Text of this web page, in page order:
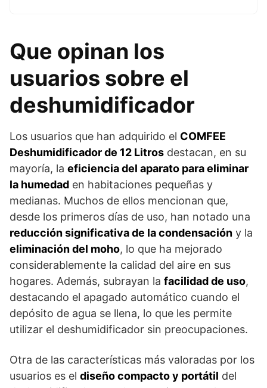
Que opinan los
usuarios sobre el
deshumidificador
Los usuarios que han adquirido el COMFEE
Deshumidificador de 12 Litros destacan, en su
mayoría, la eficiencia del aparato para eliminar
la humedad en habitaciones pequeñas y
medianas. Muchos de ellos mencionan que,
desde los primeros días de uso, han notado una
reducción significativa de la condensación y la
eliminación del moho, lo que ha mejorado
considerablemente la calidad del aire en sus
hogares. Además, subrayan la facilidad de uso,
destacando el apagado automático cuando el
depósito de agua se llena, lo que les permite
utilizar el deshumidificador sin preocupaciones.
Otra de las características más valoradas por los
usuarios es el diseño compacto y portátil del